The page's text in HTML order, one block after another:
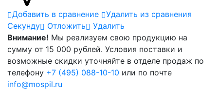
Добавить в сравнение
Удалить из сравнения
Cекунду
Отложить
Удалить
Внимание! Мы реализуем свою продукцию на
сумму от 15 000 рублей. Условия поставки и
возможные скидки уточняйте в отделе продаж по
телефону +7 (495) 088-10-10 или по почте
info@mospil.ru